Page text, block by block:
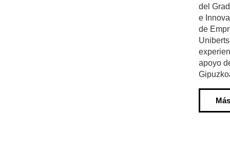
del
e
de
apoyo